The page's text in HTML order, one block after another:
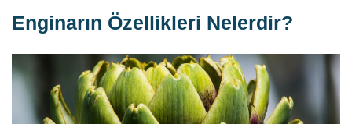
Enginarın Özellikleri Nelerdir?